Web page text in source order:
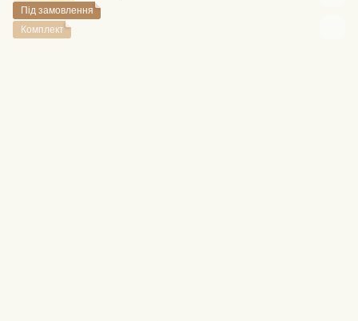
Під замовлення
Комплект